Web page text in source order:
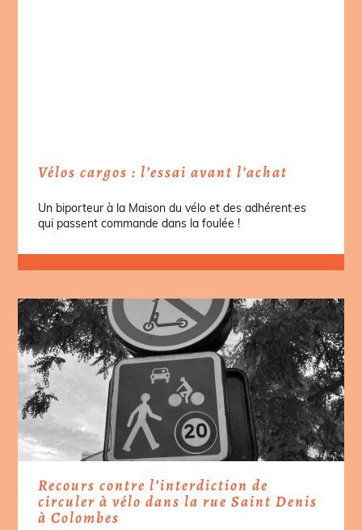
Vélos cargos : l’essai avant l’achat
Un biporteur à la Maison du vélo et des adhérent·es
qui passent commande dans la foulée !
Recours contre l’interdiction de
circuler à vélo dans la rue Saint Denis
à Colombes